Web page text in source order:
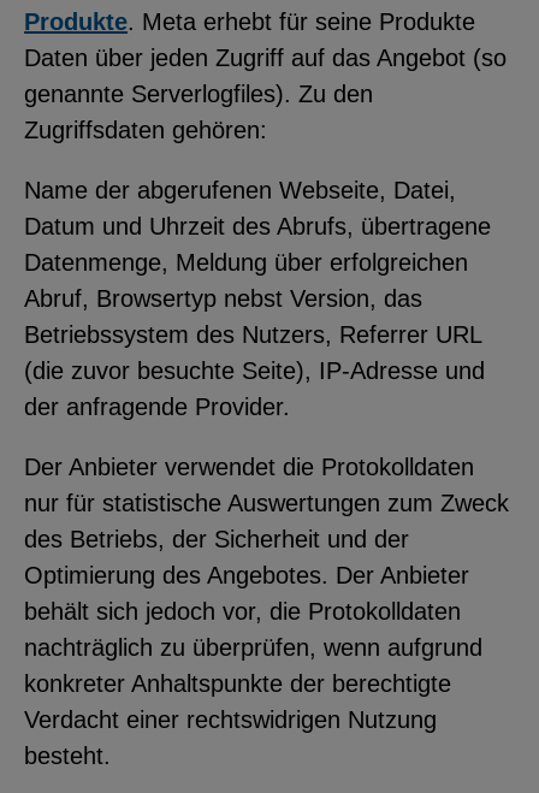
Produkte. Meta erhebt für seine Produkte
Daten über jeden Zugriff auf das Angebot (so
genannte Serverlogfiles). Zu den
Zugriffsdaten gehören:
Name der abgerufenen Webseite, Datei,
Datum und Uhrzeit des Abrufs, übertragene
Datenmenge, Meldung über erfolgreichen
Abruf, Browsertyp nebst Version, das
Betriebssystem des Nutzers, Referrer URL
(die zuvor besuchte Seite), IP-Adresse und
der anfragende Provider.
Der Anbieter verwendet die Protokolldaten
nur für statistische Auswertungen zum Zweck
des Betriebs, der Sicherheit und der
Optimierung des Angebotes. Der Anbieter
behält sich jedoch vor, die Protokolldaten
nachträglich zu überprüfen, wenn aufgrund
konkreter Anhaltspunkte der berechtigte
Verdacht einer rechtswidrigen Nutzung
besteht.